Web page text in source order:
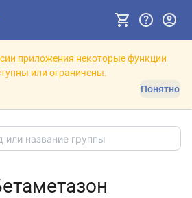
приложения некоторые функции
или ограничены.
Понятно